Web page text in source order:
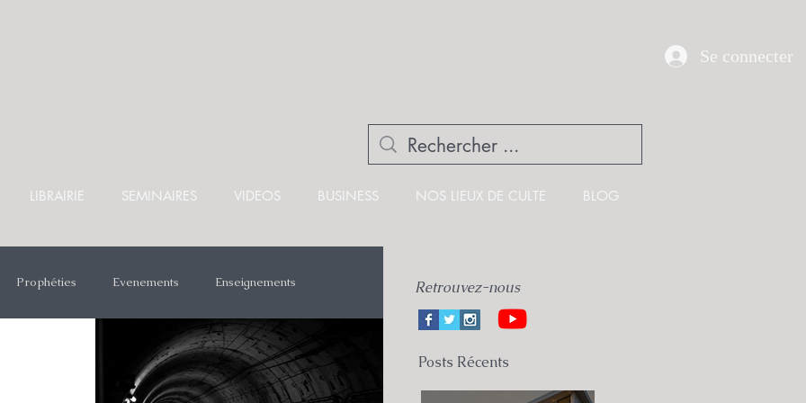
Se connecter
LIBRAIRIE SEMINAIRES VIDEOS BUSINESS NOS LIEUX DE CULTE BLOG
Prophéties Evenements Enseignements Retrouvez-nous
Posts Récents